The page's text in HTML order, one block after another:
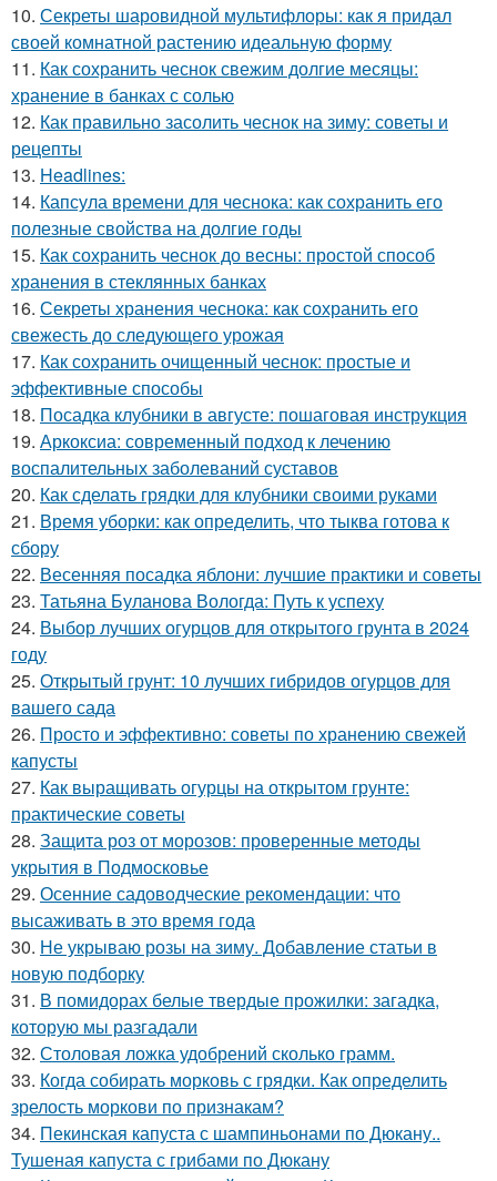
10. Секреты шаровидной мультифлоры: как я придал
своей комнатной растению идеальную форму
11. Как сохранить чеснок свежим долгие месяцы:
хранение в банках с солью
12. Как правильно засолить чеснок на зиму: советы и
рецепты
13. Headlines:
14. Капсула времени для чеснока: как сохранить его
полезные свойства на долгие годы
15. Как сохранить чеснок до весны: простой способ
хранения в стеклянных банках
16. Секреты хранения чеснока: как сохранить его
свежесть до следующего урожая
17. Как сохранить очищенный чеснок: простые и
эффективные способы
18. Посадка клубники в августе: пошаговая инструкция
19. Аркоксиа: современный подход к лечению
воспалительных заболеваний суставов
20. Как сделать грядки для клубники своими руками
21. Время уборки: как определить, что тыква готова к
сбору
22. Весенняя посадка яблони: лучшие практики и советы
23. Татьяна Буланова Вологда: Путь к успеху
24. Выбор лучших огурцов для открытого грунта в 2024
году
25. Открытый грунт: 10 лучших гибридов огурцов для
вашего сада
26. Просто и эффективно: советы по хранению свежей
капусты
27. Как выращивать огурцы на открытом грунте:
практические советы
28. Защита роз от морозов: проверенные методы
укрытия в Подмосковье
29. Осенние садоводческие рекомендации: что
высаживать в это время года
30. Не укрываю розы на зиму. Добавление статьи в
новую подборку
31. В помидорах белые твердые прожилки: загадка,
которую мы разгадали
32. Столовая ложка удобрений сколько грамм.
33. Когда собирать морковь с грядки. Как определить
зрелость моркови по признакам?
34. Пекинская капуста с шампиньонами по Дюкану..
Тушеная капуста с грибами по Дюкану